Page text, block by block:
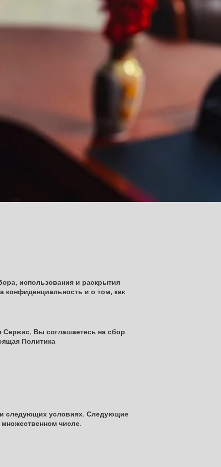
использования и раскрытия
конфиденциальность и о том, как
Вы соглашаетесь на сбор
Политика
следующих условиях. Следующие
числе.